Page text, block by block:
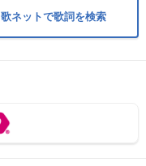
歌ネットで歌詞を検索